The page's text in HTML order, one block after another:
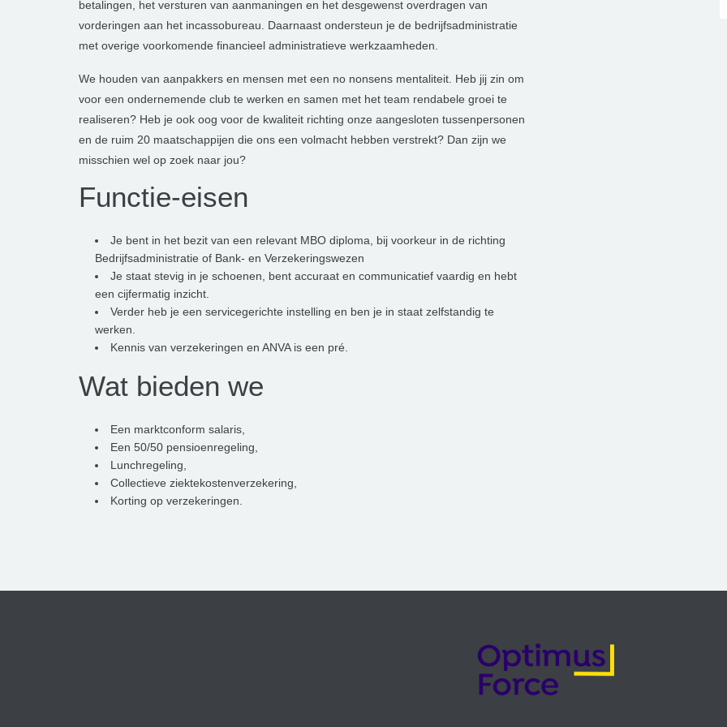
betalingen, het versturen van aanmaningen en het desgewenst overdragen van
vorderingen aan het incassobureau. Daarnaast ondersteun je de bedrijfsadministratie
met overige voorkomende financieel administratieve werkzaamheden.
We houden van aanpakkers en mensen met een no nonsens mentaliteit. Heb jij zin om
voor een ondernemende club te werken en samen met het team rendabele groei te
realiseren? Heb je ook oog voor de kwaliteit richting onze aangesloten tussenpersonen
en de ruim 20 maatschappijen die ons een volmacht hebben verstrekt? Dan zijn we
misschien wel op zoek naar jou?
Functie-eisen
Je bent in het bezit van een relevant MBO diploma, bij voorkeur in de richting
Bedrijfsadministratie of Bank- en Verzekeringswezen
Je staat stevig in je schoenen, bent accuraat en communicatief vaardig en hebt
een cijfermatig inzicht.
Verder heb je een servicegerichte instelling en ben je in staat zelfstandig te
werken.
Kennis van verzekeringen en ANVA is een pré.
Wat bieden we
Een marktconform salaris,
Een 50/50 pensioenregeling,
Lunchregeling,
Collectieve ziektekostenverzekering,
Korting op verzekeringen.